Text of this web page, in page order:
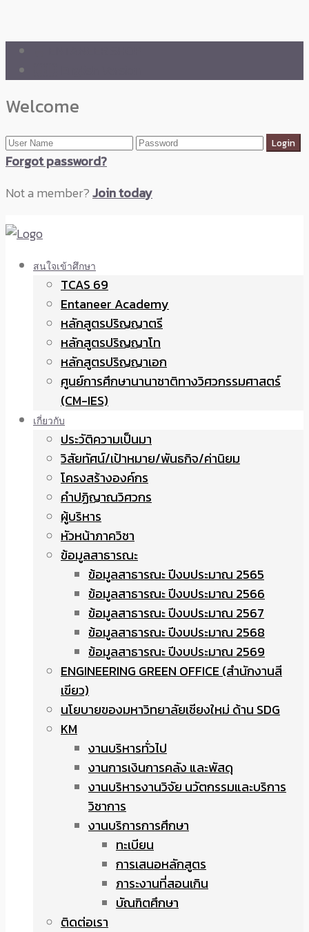
Welcome
Forgot password?
Not a member?Join today
สนใจเข้าศึกษา
TCAS 69
Entaneer Academy
หลักสูตรปริญญาตรี
หลักสูตรปริญญาโท
หลักสูตรปริญญาเอก
ศูนย์การศึกษานานาชาติทางวิศวกรรมศาสตร์
(CM-IES)
เกี่ยวกับ
ประวัติความเป็นมา
วิสัยทัศน์/เป้าหมาย/พันธกิจ/ค่านิยม
โครงสร้างองค์กร
คำปฏิญาณวิศวกร
ผู้บริหาร
หัวหน้าภาควิชา
ข้อมูลสาธารณะ
ข้อมูลสาธารณะ ปีงบประมาณ 2565
ข้อมูลสาธารณะ ปีงบประมาณ 2566
ข้อมูลสาธารณะ ปีงบประมาณ 2567
ข้อมูลสาธารณะ ปีงบประมาณ 2568
ข้อมูลสาธารณะ ปีงบประมาณ 2569
ENGINEERING GREEN OFFICE (สำนักงานสี
เขียว)
นโยบายของมหาวิทยาลัยเชียงใหม่ ด้าน SDG
KM
งานบริหารทั่วไป
งานการเงินการคลัง และพัสดุ
งานบริหารงานวิจัย นวัตกรรมและบริการ
วิชาการ
งานบริการการศึกษา
ทะเบียน
การเสนอหลักสูตร
ภาระงานที่สอนเกิน
บัณฑิตศึกษา
ติดต่อเรา